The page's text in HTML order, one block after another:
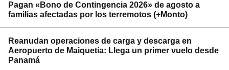
Pagan «Bono de Contingencia 2026» de agosto a
familias afectadas por los terremotos (+Monto)
Reanudan operaciones de carga y descarga en
Aeropuerto de Maiquetía: Llega un primer vuelo desde
Panamá